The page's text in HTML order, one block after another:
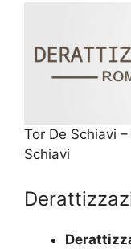
Tor De Schiavi
Schiavi